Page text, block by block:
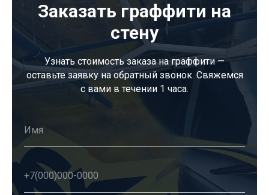
Заказать граффити на
стену
Узнать стоимость заказа на граффити —
оставьте заявку на обратный звонок. Свяжемся
с вами в течении 1 часа.